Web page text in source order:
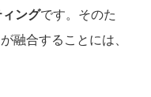
ングです。そのた
融合することには、